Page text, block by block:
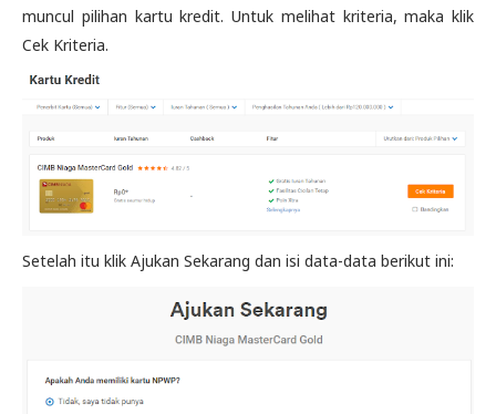
muncul pilihan kartu kredit. Untuk melihat kriteria, maka klik
Cek Kriteria.
Setelah itu klik Ajukan Sekarang dan isi data-data berikut ini: